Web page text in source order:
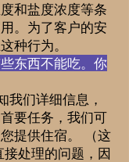
和盐度浓度等条
。为了客户的安
种行为。
东西不能吃。你
我们详细信息，
要任务，我们可
提供住宿。 （这
处理的问题，因